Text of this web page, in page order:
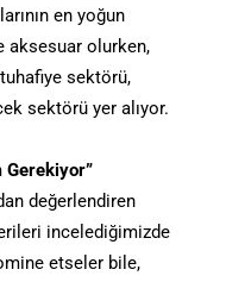
en yoğun
aksesuar olurken,
sektörü,
sektörü yer alıyor.
Gerekiyor”
değerlendiren
incelediğimizde
etseler bile,